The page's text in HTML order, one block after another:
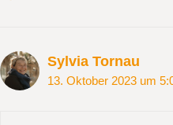
Sylvia Tornau
13. Oktober 2023 um